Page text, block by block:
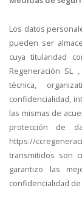
Los datos
pueden ser
cuya titularidad
Regeneración
técnica,
confidencialidad,
las mismas de
protección de
https://
transmitidos son
garantizo las
confidencialidad